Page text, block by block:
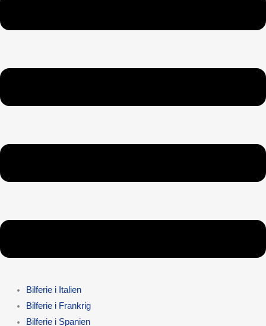
Bilferie i Italien
Bilferie i Frankrig
Bilferie i Spanien